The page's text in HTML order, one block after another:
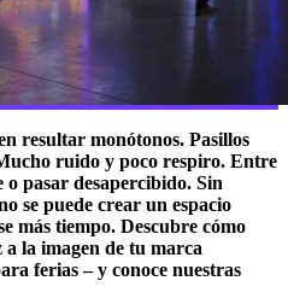
resultar monótonos. Pasillos
ruido y poco respiro. Entre
o pasar desapercibido. Sin
se puede crear un espacio
más tiempo. Descubre cómo
la imagen de tu marca
ferias – y conoce nuestras